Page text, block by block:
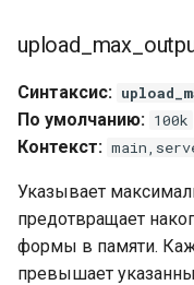
Синтаксис:
По умолчанию: 100k
Контекст:
Указывает
предотвращает
формы в памяти.
превышает